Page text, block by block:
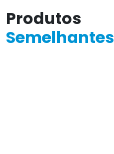
Produtos
Semelhantes